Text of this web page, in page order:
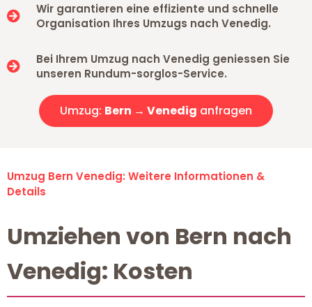
Wir garantieren eine effiziente und schnelle
Organisation Ihres Umzugs nach Venedig.
Bei Ihrem Umzug nach Venedig geniessen Sie
unseren Rundum-sorglos-Service.
Umzug: Bern → Venedig anfragen
Umzug Bern Venedig: Weitere Informationen &
Details
Umziehen von Bern nach
Venedig: Kosten